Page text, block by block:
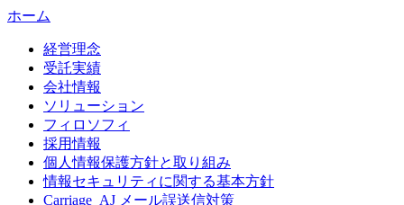
ホーム
経営理念
受託実績
会社情報
ソリューション
フィロソフィ
採用情報
個人情報保護方針と取り組み
情報セキュリティに関する基本方針
Carriage_AJ メール誤送信対策